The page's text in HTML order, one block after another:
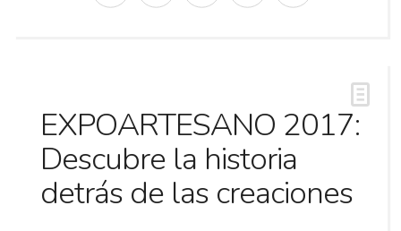
EXPOARTESANO 2017:
Descubre la historia
detrás de las creaciones